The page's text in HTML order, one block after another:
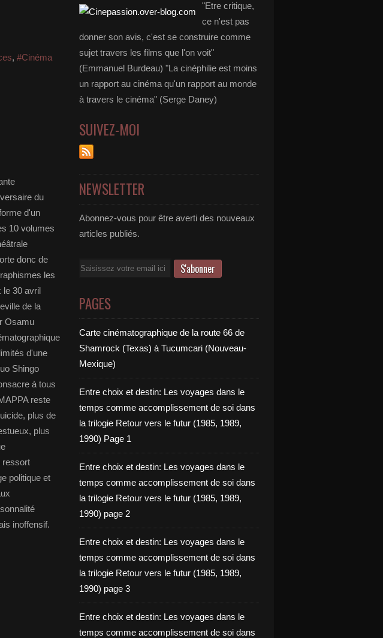
, #Cinéma
du
d'un
10 volumes
donc de
les
le 30 avril
de la
Osamu
d'une
Shingo
à tous
reste
plus de
plus
ressort
politique et
inoffensif.
"Etre critique,
ce n'est pas
donner son avis, c'est se construire comme
sujet travers les films que l'on voit"
(Emmanuel Burdeau) "La cinéphilie est moins
un rapport au cinéma qu'un rapport au monde
à travers le cinéma" (Serge Daney)
SUIVEZ-MOI
NEWSLETTER
Abonnez-vous pour être averti des nouveaux
articles publiés.
Email
PAGES
Carte cinématographique de la route 66 de
Shamrock (Texas) à Tucumcari (Nouveau-
Mexique)
Entre choix et destin: Les voyages dans le
temps comme accomplissement de soi dans
la trilogie Retour vers le futur (1985, 1989,
1990) Page 1
Entre choix et destin: Les voyages dans le
temps comme accomplissement de soi dans
la trilogie Retour vers le futur (1985, 1989,
1990) page 2
Entre choix et destin: Les voyages dans le
temps comme accomplissement de soi dans
la trilogie Retour vers le futur (1985, 1989,
1990) page 3
Entre choix et destin: Les voyages dans le
temps comme accomplissement de soi dans